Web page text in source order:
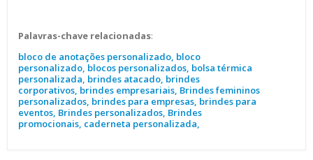
Palavras-chave relacionadas:
bloco de anotações personalizado, bloco
personalizado, blocos personalizados, bolsa térmica
personalizada, brindes atacado, brindes
corporativos, brindes empresariais, Brindes femininos
personalizados, brindes para empresas, brindes para
eventos, Brindes personalizados, Brindes
promocionais, caderneta personalizada,